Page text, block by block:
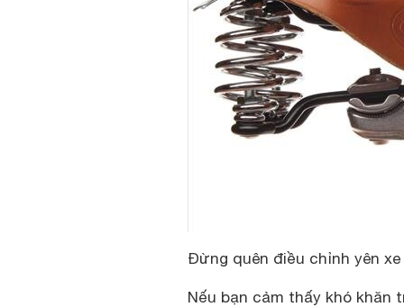
Đừng quên điều chỉnh yên
Nếu bạn cảm thấy khó khăn